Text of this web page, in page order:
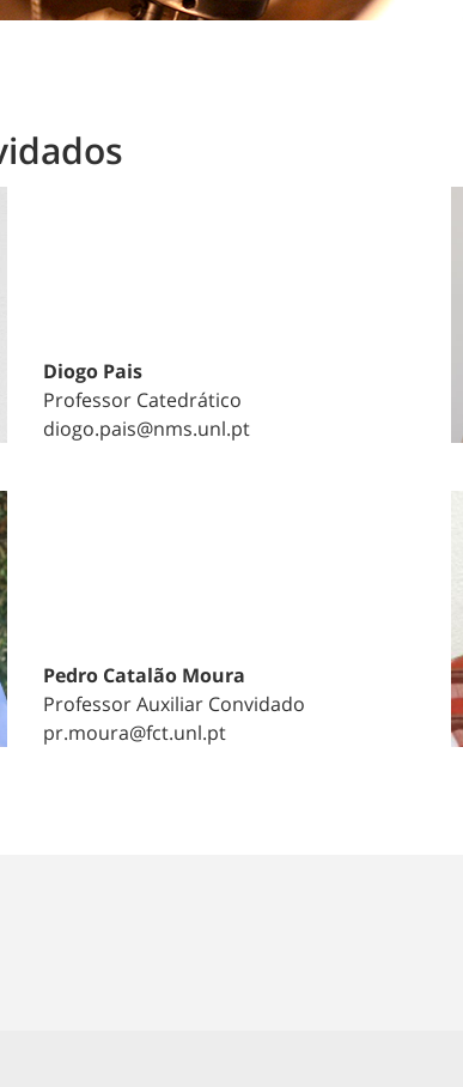
Diogo Pais
Professor Catedrático
diogo.pais@nms.unl.pt
Pedro Catalão Moura
Professor Auxiliar Convidado
pr.moura@fct.unl.pt